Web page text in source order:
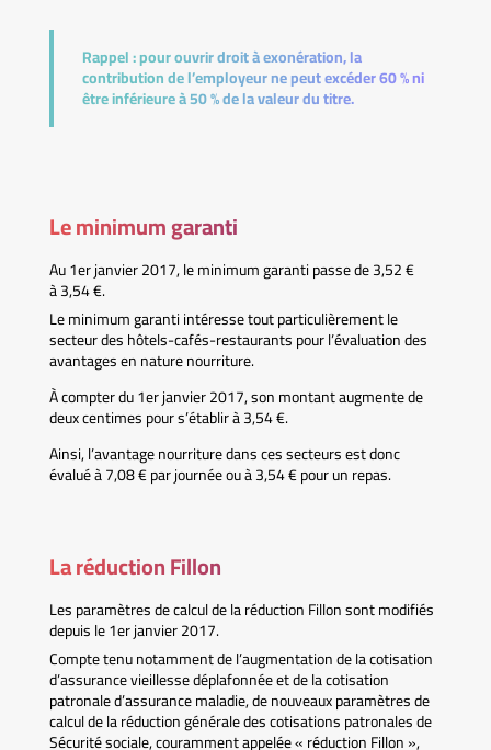
Rappel :pour ouvrir droit à exonération, la
contribution de l’employeur ne peut excéder 60 % ni
être inférieure à 50 % de la valeur du titre.
Le minimum garanti
Au 1er janvier 2017, le minimum garanti passe de 3,52 €
à 3,54 €.
Le minimum garanti intéresse tout particulièrement le
secteur des hôtels-cafés-restaurants pour l’évaluation des
avantages en nature nourriture.
À compter du 1er janvier 2017, son montant augmente de
deux centimes pour s’établir à 3,54 €.
Ainsi, l’avantage nourriture dans ces secteurs est donc
évalué à 7,08 € par journée ou à 3,54 € pour un repas.
La réduction Fillon
Les paramètres de calcul de la réduction Fillon sont modifiés
depuis le 1er janvier 2017.
Compte tenu notamment de l’augmentation de la cotisation
d’assurance vieillesse déplafonnée et de la cotisation
patronale d’assurance maladie, de nouveaux paramètres de
calcul de la réduction générale des cotisations patronales de
Sécurité sociale, couramment appelée « réduction Fillon »,